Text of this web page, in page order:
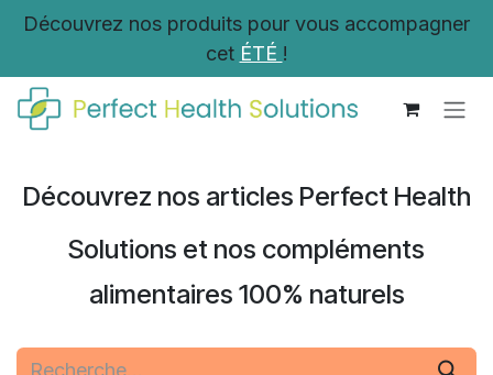
Se rendre au contenu
Découvrez nos produits pour vous accompagner
cet ÉTÉ !
Découvrez nos articles Perfect Health
Solutions et nos compléments
alimentaires 100% naturels